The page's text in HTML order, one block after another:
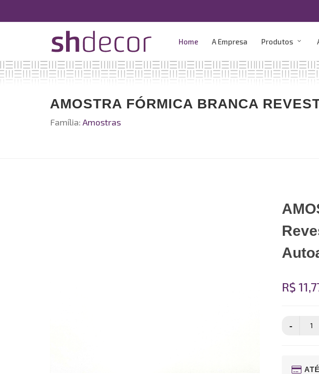
Home A Empresa Produtos
AMOSTRA FÓRMICA BRANCA
Família: Amostras
R$